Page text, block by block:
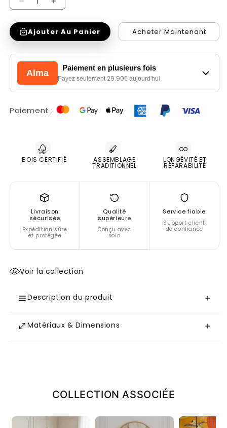
Réduire
la
quantité
de
Petit
miroir
en
|
Gordon
Augmenter
la
quantité
de
Petit
miroir
en
acacia
Ajouter Au Panier Acheter Maintenant
Alma
Paiement en plusieurs fois
Payez seulement 29.90€ aujourd'hui
Paiement :
BOIS CERTIFIÉ ASSEMBLAGE
TRADITIONNEL
LONGÉVITÉ ET
RÉPARABILITÉ
Livraison
sécurisée
Expédition sûre
et protégée
Qualité
supérieure
Conçu avec
soin
Service fiable
Support client
de confiance
Voir la collection
Description du produit
Matériaux & Dimensions
COLLECTION ASSOCIÉE